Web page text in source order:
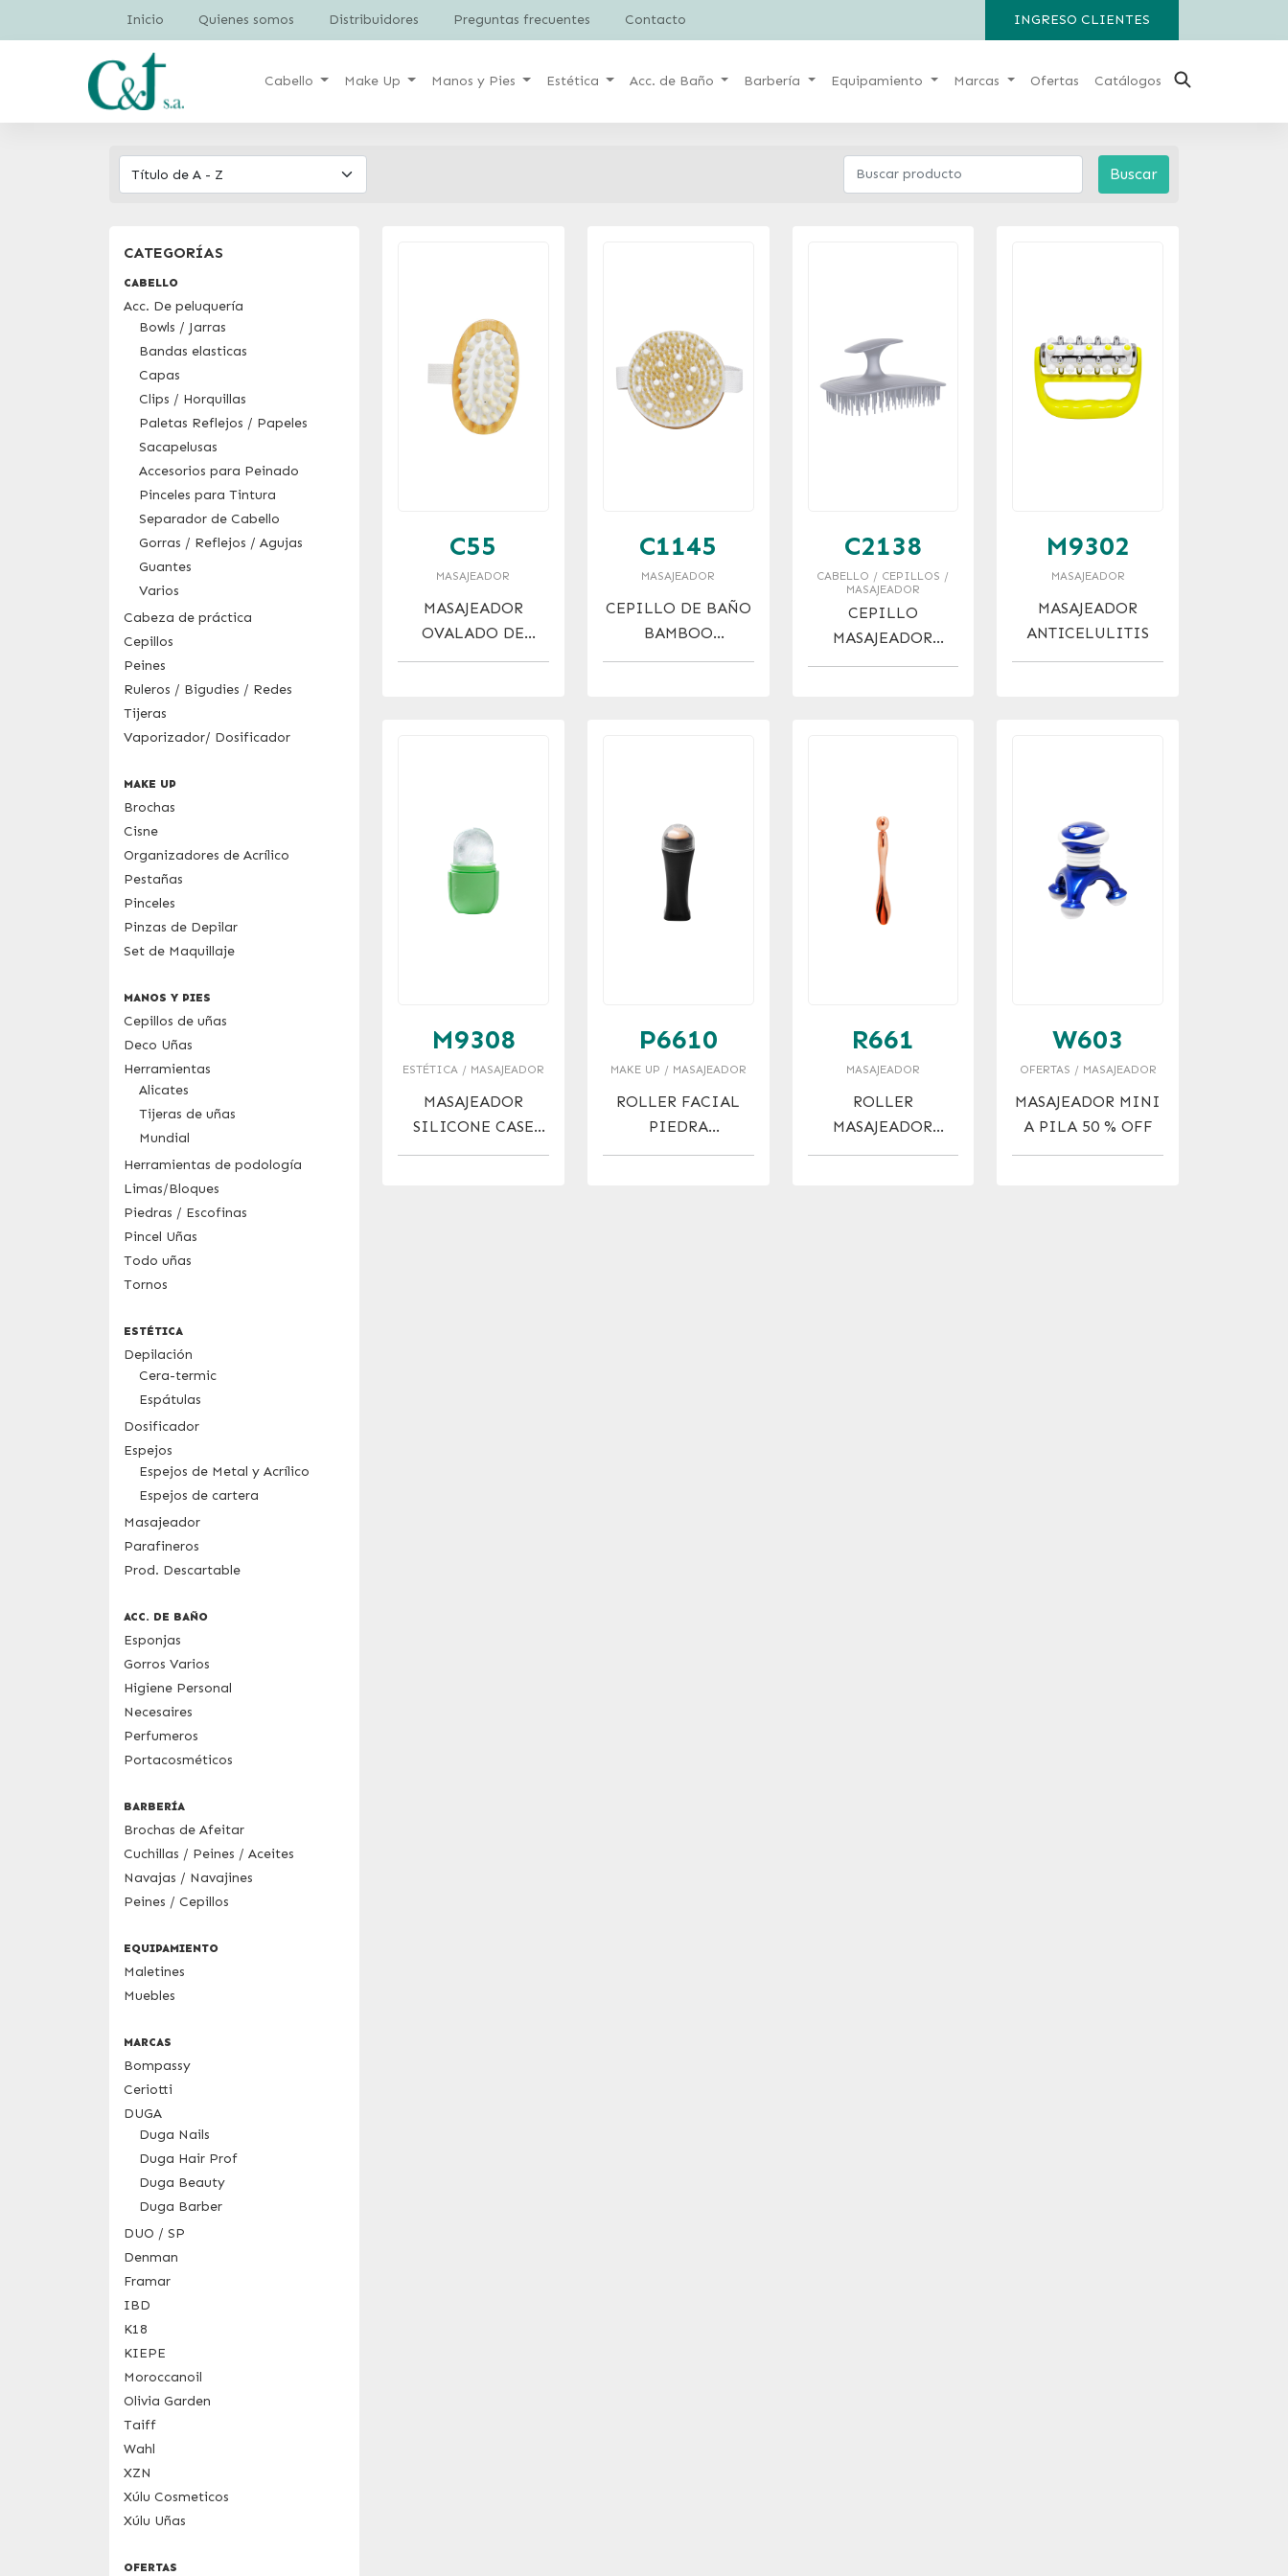
Inicio Quienes somos Distribuidores Preguntas frecuentes Contacto INGRESO CLIENTES
Cabello Make Up Manos y Pies Estética Acc. de Baño Barbería Equipamiento Marcas Ofertas Catálogos
Buscar
CATEGORÍAS
CABELLO
Acc. De peluquería
Bowls / Jarras
Bandas elasticas
Capas
Clips / Horquillas
Paletas Reflejos / Papeles
Sacapelusas
Accesorios para Peinado
Pinceles para Tintura
Separador de Cabello
Gorras / Reflejos / Agujas
Guantes
Varios
Cabeza de práctica
Cepillos
Peines
Ruleros / Bigudies / Redes
Tijeras
Vaporizador/ Dosificador
MAKE UP
Brochas
Cisne
Organizadores de Acrílico
Pestañas
Pinceles
Pinzas de Depilar
Set de Maquillaje
MANOS Y PIES
Cepillos de uñas
Deco Uñas
Herramientas
Alicates
Tijeras de uñas
Mundial
Herramientas de podología
Limas/Bloques
Piedras / Escofinas
Pincel Uñas
Todo uñas
Tornos
ESTÉTICA
Depilación
Cera-termic
Espátulas
Dosificador
Espejos
Espejos de Metal y Acrílico
Espejos de cartera
Masajeador
Parafineros
Prod. Descartable
ACC. DE BAÑO
Esponjas
Gorros Varios
Higiene Personal
Necesaires
Perfumeros
Portacosméticos
BARBERÍA
Brochas de Afeitar
Cuchillas / Peines / Aceites
Navajas / Navajines
Peines / Cepillos
EQUIPAMIENTO
Maletines
Muebles
MARCAS
Bompassy
Ceriotti
DUGA
Duga Nails
Duga Hair Prof
Duga Beauty
Duga Barber
DUO / SP
Denman
Framar
IBD
K18
KIEPE
Moroccanoil
Olivia Garden
Taiff
Wahl
XZN
Xúlu Cosmeticos
Xúlu Uñas
OFERTAS
C55
MASAJEADOR
MASAJEADOR
OVALADO DE
MADERA
C1145
MASAJEADOR
CEPILLO DE BAÑO
BAMBOO
MASAJEADOR
C2138
CABELLO / CEPILLOS /
MASAJEADOR
CEPILLO
MASAJEADOR
CAPILAR
M9302
MASAJEADOR
MASAJEADOR
ANTICELULITIS
M9308
ESTÉTICA / MASAJEADOR
MASAJEADOR
SILICONE CASE
FOR FACIAL ICE
P6610
MAKE UP / MASAJEADOR
ROLLER FACIAL
PIEDRA
VOLCANICA
R661
MASAJEADOR
ROLLER
MASAJEADOR
FACIAL ROSY
W603
OFERTAS / MASAJEADOR
MASAJEADOR MINI
A PILA 50 % OFF